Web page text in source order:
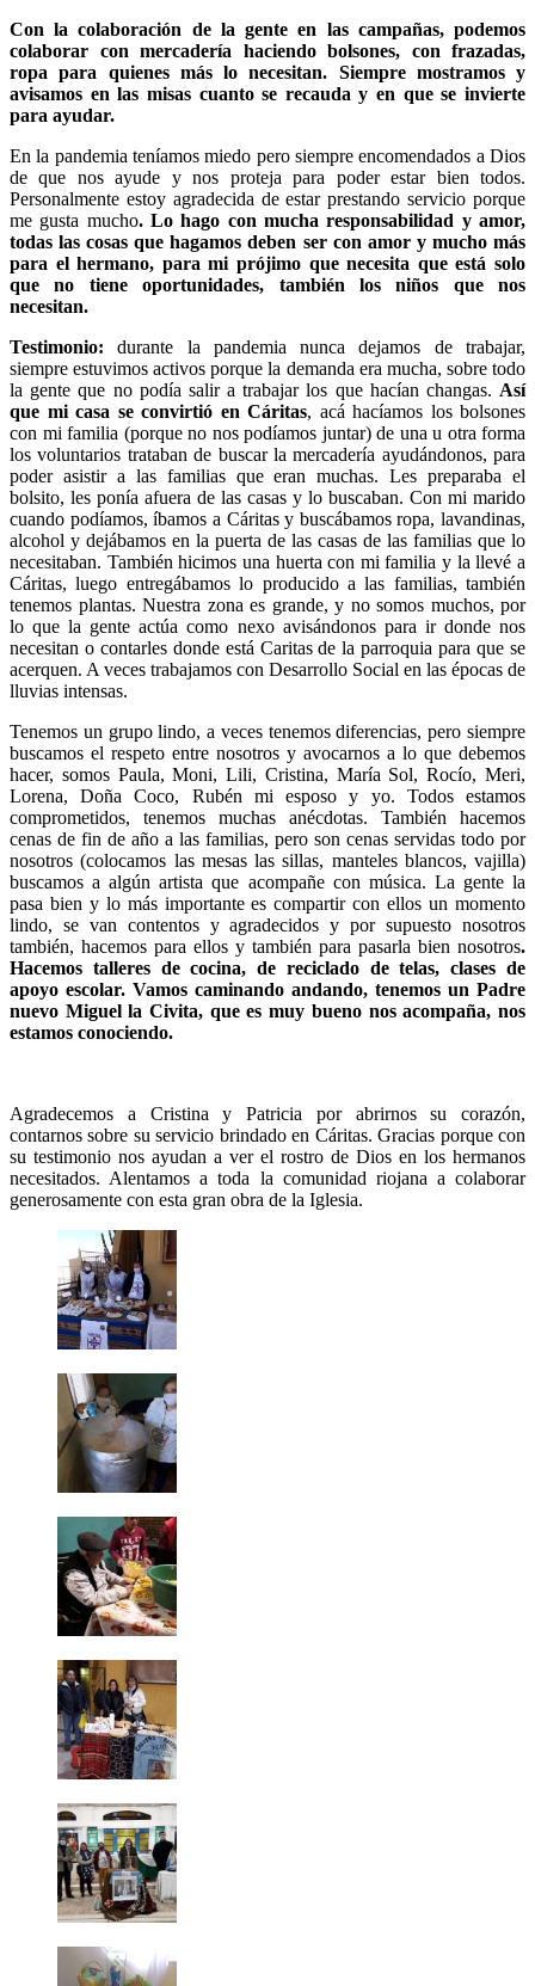
Con la colaboración de la gente en las campañas, podemos
colaborar con mercadería haciendo bolsones, con frazadas,
ropa para quienes más lo necesitan. Siempre mostramos y
avisamos en las misas cuanto se recauda y en que se invierte
para ayudar.
En la pandemia teníamos miedo pero siempre encomendados a Dios
de que nos ayude y nos proteja para poder estar bien todos.
Personalmente estoy agradecida de estar prestando servicio porque
me gusta mucho. Lo hago con mucha responsabilidad y amor,
todas las cosas que hagamos deben ser con amor y mucho más
para el hermano, para mi prójimo que necesita que está solo
que no tiene oportunidades, también los niños que nos
necesitan.
Testimonio: durante la pandemia nunca dejamos de trabajar,
siempre estuvimos activos porque la demanda era mucha, sobre todo
la gente que no podía salir a trabajar los que hacían changas. Así
que mi casa se convirtió en Cáritas, acá hacíamos los bolsones
con mi familia (porque no nos podíamos juntar) de una u otra forma
los voluntarios trataban de buscar la mercadería ayudándonos, para
poder asistir a las familias que eran muchas. Les preparaba el
bolsito, les ponía afuera de las casas y lo buscaban. Con mi marido
cuando podíamos, íbamos a Cáritas y buscábamos ropa, lavandinas,
alcohol y dejábamos en la puerta de las casas de las familias que lo
necesitaban. También hicimos una huerta con mi familia y la llevé a
Cáritas, luego entregábamos lo producido a las familias, también
tenemos plantas. Nuestra zona es grande, y no somos muchos, por
lo que la gente actúa como nexo avisándonos para ir donde nos
necesitan o contarles donde está Caritas de la parroquia para que se
acerquen. A veces trabajamos con Desarrollo Social en las épocas de
lluvias intensas.
Tenemos un grupo lindo, a veces tenemos diferencias, pero siempre
buscamos el respeto entre nosotros y avocarnos a lo que debemos
hacer, somos Paula, Moni, Lili, Cristina, María Sol, Rocío, Meri,
Lorena, Doña Coco, Rubén mi esposo y yo. Todos estamos
comprometidos, tenemos muchas anécdotas. También hacemos
cenas de fin de año a las familias, pero son cenas servidas todo por
nosotros (colocamos las mesas las sillas, manteles blancos, vajilla)
buscamos a algún artista que acompañe con música. La gente la
pasa bien y lo más importante es compartir con ellos un momento
lindo, se van contentos y agradecidos y por supuesto nosotros
también, hacemos para ellos y también para pasarla bien nosotros.
Hacemos talleres de cocina, de reciclado de telas, clases de
apoyo escolar. Vamos caminando andando, tenemos un Padre
nuevo Miguel la Civita, que es muy bueno nos acompaña, nos
estamos conociendo.
Agradecemos a Cristina y Patricia por abrirnos su corazón,
contarnos sobre su servicio brindado en Cáritas. Gracias porque con
su testimonio nos ayudan a ver el rostro de Dios en los hermanos
necesitados. Alentamos a toda la comunidad riojana a colaborar
generosamente con esta gran obra de la Iglesia.